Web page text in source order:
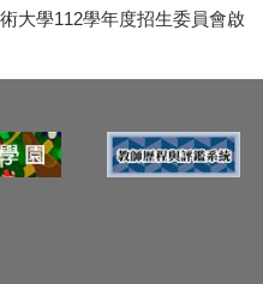
大學112學年度招生委員會啟